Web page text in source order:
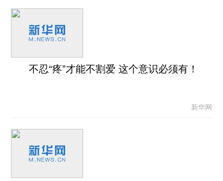
不忍“疼”才能不割爱 这个意识必须有！
新华网